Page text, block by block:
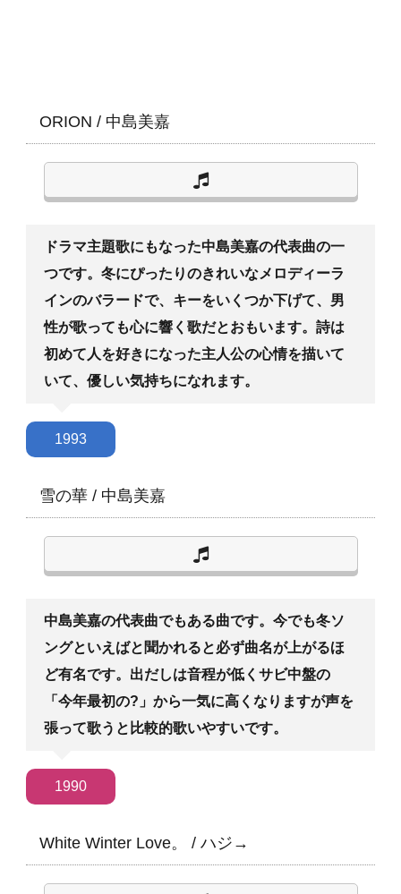
ORION / 中島美嘉
ドラマ主題歌にもなった中島美嘉の代表曲の一
つです。冬にぴったりのきれいなメロディーラ
インのバラードで、キーをいくつか下げて、男
性が歌っても心に響く歌だとおもいます。詩は
初めて人を好きになった主人公の心情を描いて
いて、優しい気持ちになれます。
1993
雪の華 / 中島美嘉
中島美嘉の代表曲でもある曲です。今でも冬ソ
ングといえばと聞かれると必ず曲名が上がるほ
ど有名です。出だしは音程が低くサビ中盤の
「今年最初の?」から一気に高くなりますが声を
張って歌うと比較的歌いやすいです。
1990
White Winter Love。 / ハジ→